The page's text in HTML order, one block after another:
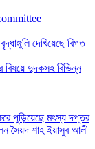
দেখিয়েছে বিগত
বিষয়ে দুদকসহ বিভিন্ন
করে পুড়িয়েছে মৎস্য দপ্তর
সৈয়দ শাহ ইয়াসুব আলী